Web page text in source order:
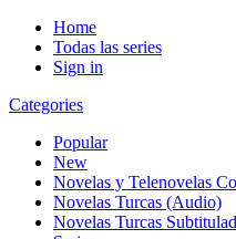
Home
Todas las series
Sign in
Categories
Popular
New
Novelas y Telenovelas
Novelas Turcas (Audio)
Novelas Turcas